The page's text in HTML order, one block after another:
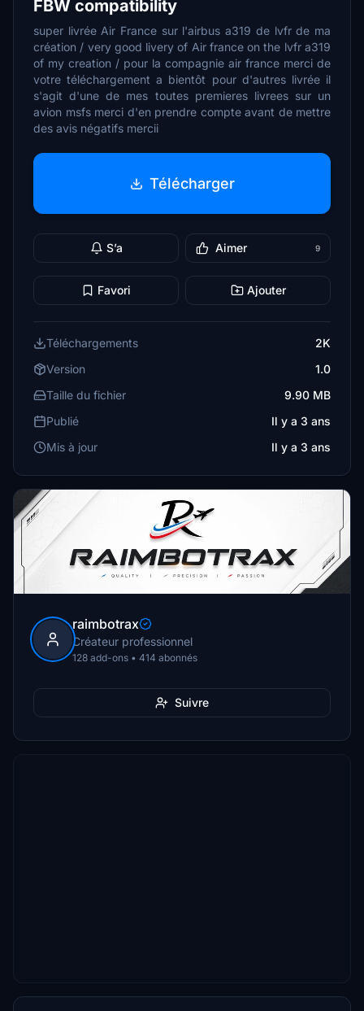
FBW compatibility
super livrée Air France sur l'airbus a319 de lvfr de ma
création / very good livery of Air france on the lvfr a319
of my creation / pour la compagnie air france merci de
votre téléchargement a bientôt pour d'autres livrée il
s'agit d'une de mes toutes premieres livrees sur un
avion msfs merci d'en prendre compte avant de mettre
des avis négatifs mercii
Télécharger
S’a Aimer 9
Favori Ajouter
Téléchargements
2K
Version
1.0
Taille du fichier
9.90 MB
Publié
Il y a 3 ans
Mis à jour
Il y a 3 ans
raimbotrax
Créateur professionnel
128 add-ons • 414 abonnés
Suivre